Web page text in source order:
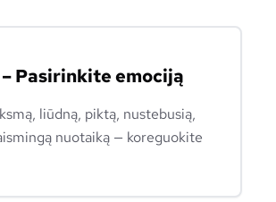
Pasirinkite emociją
liūdną, piktą, nustebusią,
nuotaiką — koreguokite